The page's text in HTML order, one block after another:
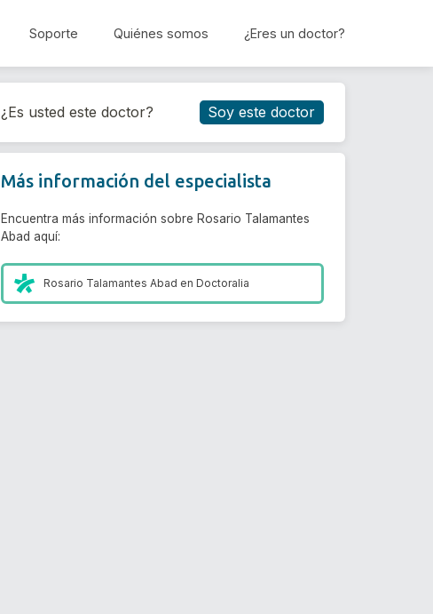
Soporte Quiénes somos ¿Eres un doctor?
Reservar cita
¿Es usted este doctor? Soy este doctor
Más información del especialista
Encuentra más información sobre Rosario Talamantes
Abad aquí:
Rosario Talamantes Abad enDoctoralia